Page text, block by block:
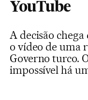
YouTube
A decisão
o vídeo de uma
Governo turco.
impossível há